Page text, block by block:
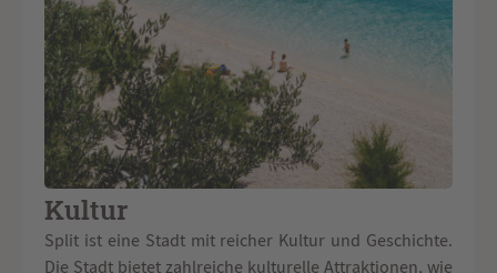
Kultur
Split ist eine Stadt mit reicher Kultur und Geschichte.
Die Stadt bietet zahlreiche kulturelle Attraktionen, wie